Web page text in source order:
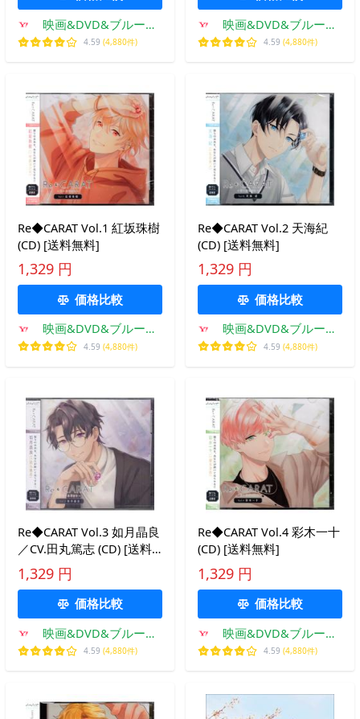
映画&DVD&ブルーレ
イならSORA
4.59 (4,880件)
映画&DVD&ブルーレ
イならSORA
4.59 (4,880件)
Re◆CARAT Vol.1 紅坂珠樹
(CD) [送料無料]
1,329 円
価格比較
映画&DVD&ブルーレ
イならSORA
4.59 (4,880件)
Re◆CARAT Vol.2 天海紀
(CD) [送料無料]
1,329 円
価格比較
映画&DVD&ブルーレ
イならSORA
4.59 (4,880件)
Re◆CARAT Vol.3 如月晶良
／CV.田丸篤志 (CD) [送料
無料]
1,329 円
価格比較
映画&DVD&ブルーレ
イならSORA
4.59 (4,880件)
Re◆CARAT Vol.4 彩木一十
(CD) [送料無料]
1,329 円
価格比較
映画&DVD&ブルーレ
イならSORA
4.59 (4,880件)